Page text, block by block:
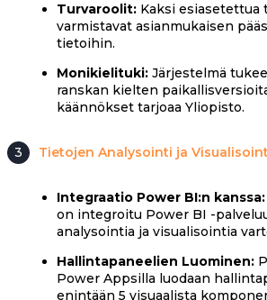
Turvaroolit: Kaksi esiasetettua
varmistavat asianmukaisen
tietoihin.
Monikielituki: Järjestelmä
ranskan kielten
käännökset tarjoaa Yliopisto.
3 Tietojen Analysointi ja
Integraatio Power BI:n kanssa:
on integroitu Power BI -
analysointia ja visualisointia
Hallintapaneelien Luominen:
Power Appsilla luodaan
enintään 5 visuaalista